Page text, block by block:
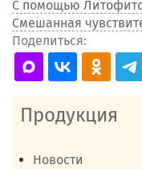
С помощью
Смешанная
Поделиться:
Продукция
Новости